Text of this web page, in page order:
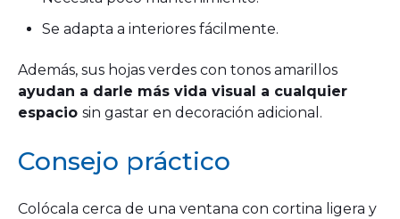
Se adapta a interiores fácilmente.
Además, sus hojas verdes con tonos amarillos
ayudan a darle más vida visual a cualquier
espacio sin gastar en decoración adicional.
Consejo práctico
Colócala cerca de una ventana con cortina ligera y